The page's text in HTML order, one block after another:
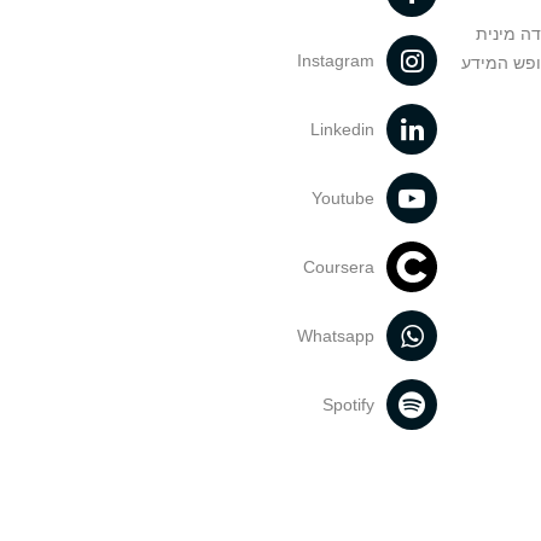
מינית
המידע
Instagram
Linkedin
Youtube
Coursera
Whatsapp
Spotify